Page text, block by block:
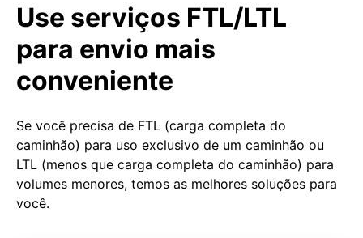
Use serviços FTL/LTL
para envio mais
conveniente
Se você precisa de FTL (carga completa do
caminhão) para uso exclusivo de um caminhão ou
LTL (menos que carga completa do caminhão) para
volumes menores, temos as melhores soluções para
você.